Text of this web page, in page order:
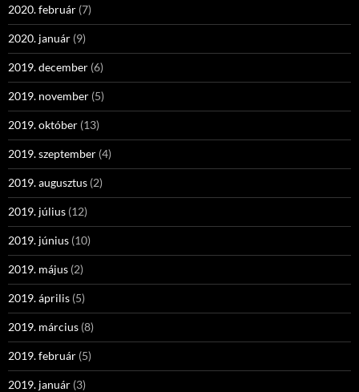
2020. február (7)
2020. január (9)
2019. december (6)
2019. november (5)
2019. október (13)
2019. szeptember (4)
2019. augusztus (2)
2019. július (12)
2019. június (10)
2019. május (2)
2019. április (5)
2019. március (8)
2019. február (5)
2019. január (3)